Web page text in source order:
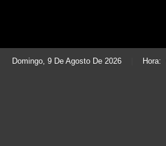
Domingo, 9 De Agosto De 2026 Hora: